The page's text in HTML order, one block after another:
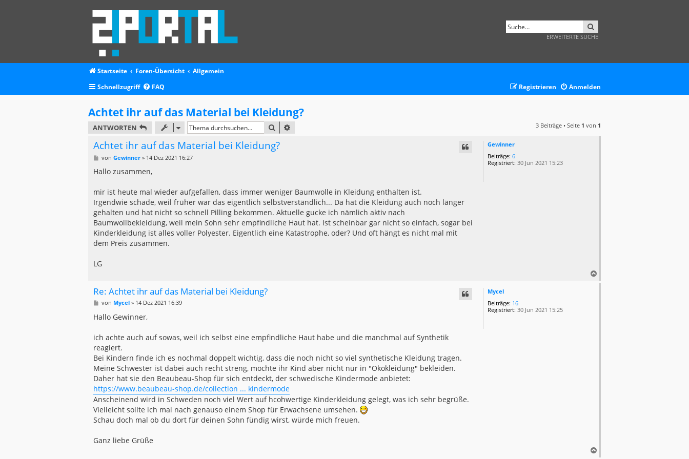
ERWEITERTE SUCHE
Startseite Foren-Übersicht
Allgemein
Schnellzugriff
FAQ Anmelden
Registrieren
Achtet ihr auf das Material bei Kleidung?
ANTWORTEN SUCHE 3 Beiträge • Seite 1 von 1
Gewinner
Beiträge: 6
Registriert: 30 Jun 2021 15:23
Achtet ihr auf das Material bei Kleidung?
B
i
a
g
von Gewinner» 14 Dez 2021 16:27
Hallo zusammen,
mir ist heute mal wieder aufgefallen, dass immer weniger Baumwolle in Kleidung enthalten ist.
Irgendwie schade, weil früher war das eigentlich selbstverständlich... Da hat die Kleidung auch noch länger
gehalten und hat nicht so schnell Pilling bekommen. Aktuelle gucke ich nämlich aktiv nach
Baumwollbekleidung, weil mein Sohn sehr empfindliche Haut hat. Ist scheinbar gar nicht so einfach, sogar bei
Kinderkleidung ist alles voller Polyester. Eigentlich eine Katastrophe, oder? Und oft hängt es nicht mal mit
dem Preis zusammen.
LG
a
Mycel
Beiträge: 16
Registriert: 30 Jun 2021 15:25
Re: Achtet ihr auf das Material bei Kleidung?
B
i
t
a
g
von Mycel» 14 Dez 2021 16:39
Hallo Gewinner,
ich achte auch auf sowas, weil ich selbst eine empfindliche Haut habe und die manchmal auf Synthetik
reagiert.
Bei Kindern finde ich es nochmal doppelt wichtig, dass die noch nicht so viel synthetische Kleidung tragen.
Meine Schwester ist dabei auch recht streng, möchte ihr Kind aber nicht nur in "Ökokleidung" bekleiden.
Daher hat sie den Beaubeau-Shop für sich entdeckt, der schwedische Kindermode anbietet:
https://www.beaubeau-shop.de/collection ... kindermode
Anscheinend wird in Schweden noch viel Wert auf hcohwertige Kinderkleidung gelegt, was ich sehr begrüße.
Vielleicht sollte ich mal nach genauso einem Shop für Erwachsene umsehen.
Schau doch mal ob du dort für deinen Sohn fündig wirst, würde mich freuen.
Ganz liebe Grüße